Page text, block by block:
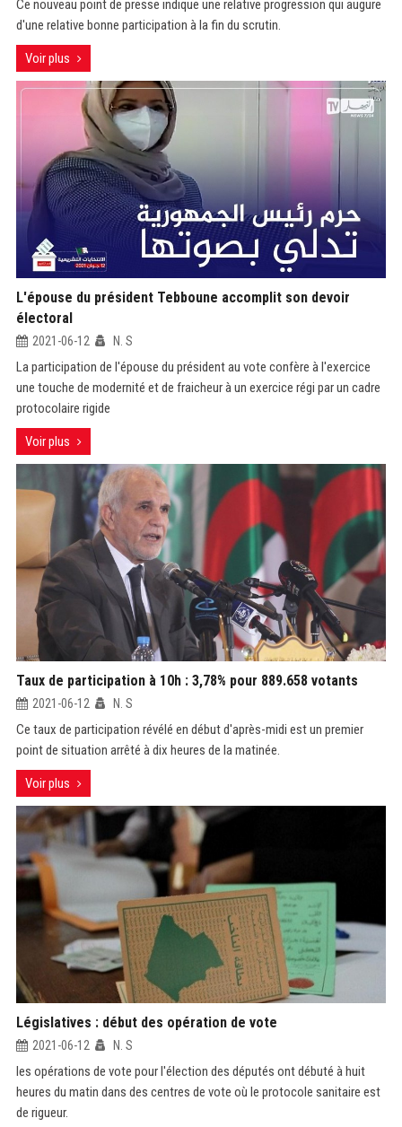
Ce nouveau point de presse indique une relative progression qui augure
d'une relative bonne participation à la fin du scrutin.
Voir plus
L'épouse du président Tebboune accomplit son devoir
électoral
2021-06-12 N. S
La participation de l'épouse du président au vote confère à l'exercice
une touche de modernité et de fraicheur à un exercice régi par un cadre
protocolaire rigide
Voir plus
Taux de participation à 10h : 3,78% pour 889.658 votants
2021-06-12 N. S
Ce taux de participation révélé en début d'après-midi est un premier
point de situation arrêté à dix heures de la matinée.
Voir plus
Législatives : début des opération de vote
2021-06-12 N. S
les opérations de vote pour l'élection des députés ont débuté à huit
heures du matin dans des centres de vote où le protocole sanitaire est
de rigueur.